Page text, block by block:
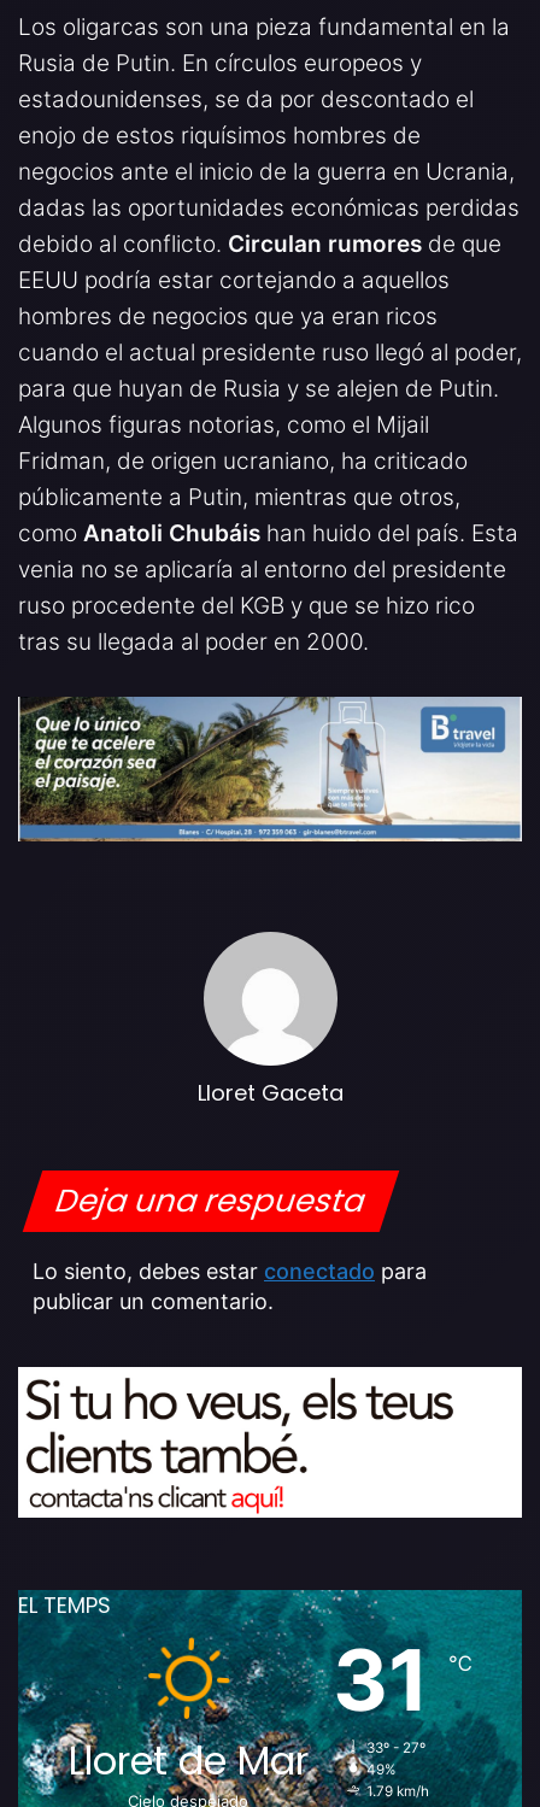
Los oligarcas son una pieza fundamental en la
Rusia de Putin. En círculos europeos y
estadounidenses, se da por descontado el
enojo de estos riquísimos hombres de
negocios ante el inicio de la guerra en Ucrania,
dadas las oportunidades económicas perdidas
debido al conflicto. Circulan rumores de que
EEUU podría estar cortejando a aquellos
hombres de negocios que ya eran ricos
cuando el actual presidente ruso llegó al poder,
para que huyan de Rusia y se alejen de Putin.
Algunos figuras notorias, como el Mijail
Fridman, de origen ucraniano, ha criticado
públicamente a Putin, mientras que otros,
como Anatoli Chubáis han huido del país. Esta
venia no se aplicaría al entorno del presidente
ruso procedente del KGB y que se hizo rico
tras su llegada al poder en 2000.
Lloret Gaceta
Deja una respuesta
Lo siento, debes estar conectado para
publicar un comentario.
EL TEMPS
Lloret de Mar
Cielo despejado
31℃
33º - 27º
49%
1.79 km/h